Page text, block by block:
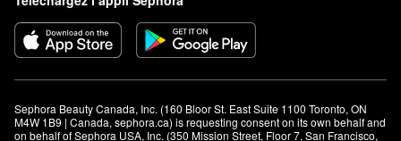
Sephora Beauty Canada, Inc. (160 Bloor St. East Suite 1100 Toronto, ON
M4W 1B9 | Canada, sephora.ca) is requesting consent on its own behalf and
on behalf of Sephora USA, Inc. (350 Mission Street, Floor 7, San Francisco,